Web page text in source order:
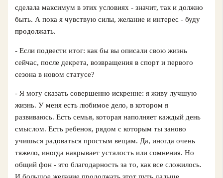
сделала максимум в этих условиях - значит, так и должно
быть. А пока я чувствую силы, желание и интерес - буду
продолжать.
- Если подвести итог: как бы вы описали свою жизнь
сейчас, после декрета, возвращения в спорт и первого
сезона в новом статусе?
- Я могу сказать совершенно искренне: я живу лучшую
жизнь. У меня есть любимое дело, в котором я
развиваюсь. Есть семья, которая наполняет каждый день
смыслом. Есть ребенок, рядом с которым ты заново
учишься радоваться простым вещам. Да, иногда очень
тяжело, иногда накрывает усталость или сомнения. Но
общий фон - это благодарность за то, как все сложилось.